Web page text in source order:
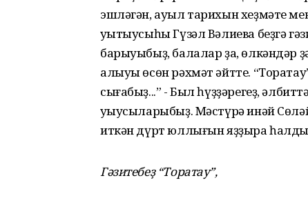
эшләгән, ауыл тарихын хеҙмәте
уҡытыусыһы Гүзәл Вәлиева беҙгә
барыуыбыҙ, балалар ҙа, өлкәндәр
алыуы өсөн рәхмәт әйтте.
сығабыҙ...” - Был һүҙҙәрегеҙ,
уҡыусыларыбыҙ. Мәстүрә инәй
иткән дүрт юллығын яҙҙыра
Гәзитебеҙ “Торатау”,